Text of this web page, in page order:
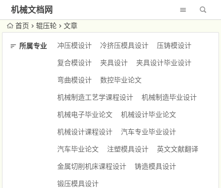
机械文档网
首页 辊压轮 文章
所属专业 冲压模设计 冷挤压模具设计 压铸模设计
复合模设计 夹具设计 夹具设计毕业设计
弯曲模设计 数控毕业论文
机械制造工艺学课程设计 机械制造毕业设计
机械电子毕业论文 机械设计毕业论文
机械设计课程设计 汽车专业毕业设计
汽车毕业论文 注塑模具设计 英文文献翻译
金属切削机床课程设计 铸造模具设计
锻压模具设计